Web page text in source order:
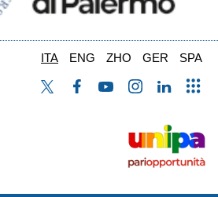
ITA ENG ZHO GER SPA